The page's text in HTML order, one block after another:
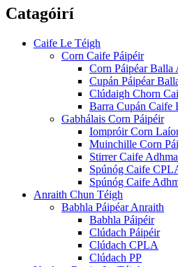
Catagóirí
Caife Le Téigh
Corn Caife Páipéir
Corn Páipéar Balla
Cupán Páipéar
Clúdaigh Chorn
Barra Cupán Caife
Gabhálais Corn Páipéir
Iompróir Corn
Muinchille Corn
Stirrer Caife
Spúnóg Caife
Spúnóg Caife
Anraith Chun Téigh
Babhla Páipéar Anraith
Babhla Páipéir
Clúdach Páipéir
Clúdach CPLA
Clúdach PP